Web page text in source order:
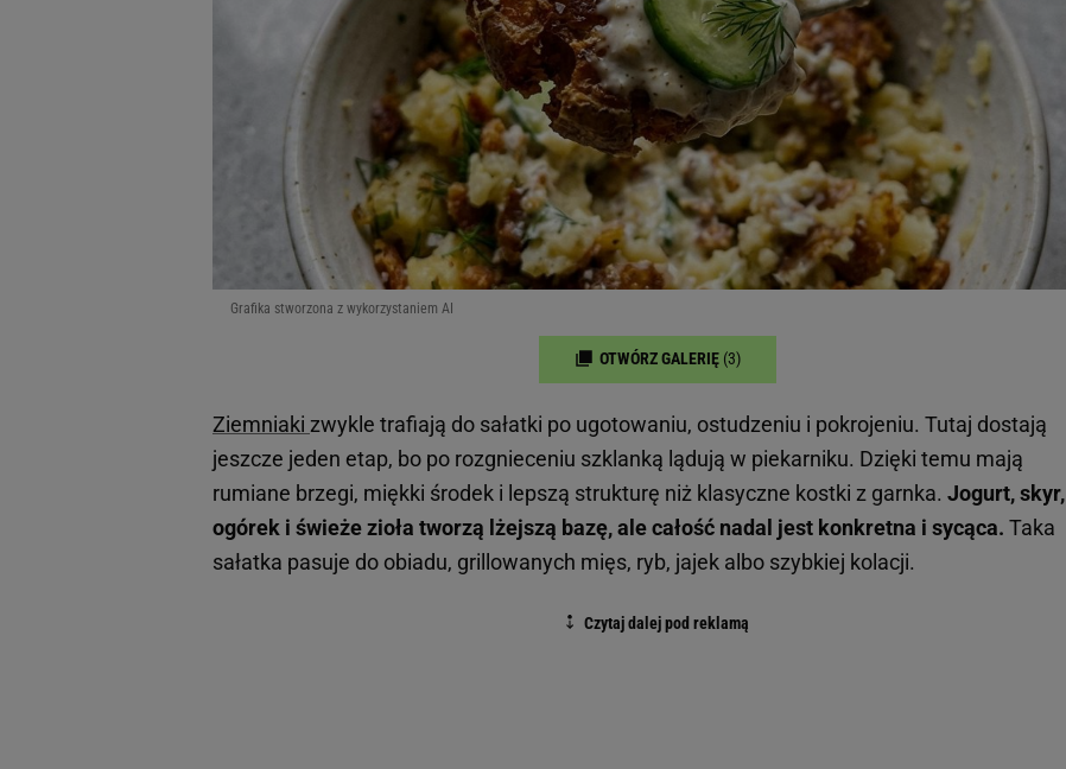
Grafika stworzona z wykorzystaniem AI
OTWÓRZ GALERIĘ (3)
Ziemniaki zwykle trafiają do sałatki po ugotowaniu, ostudzeniu i pokrojeniu. Tutaj dostają
jeszcze jeden etap, bo po rozgnieceniu szklanką lądują w piekarniku. Dzięki temu mają
rumiane brzegi, miękki środek i lepszą strukturę niż klasyczne kostki z garnka. Jogurt, skyr,
ogórek i świeże zioła tworzą lżejszą bazę, ale całość nadal jest konkretna i sycąca. Taka
sałatka pasuje do obiadu, grillowanych mięs, ryb, jajek albo szybkiej kolacji.